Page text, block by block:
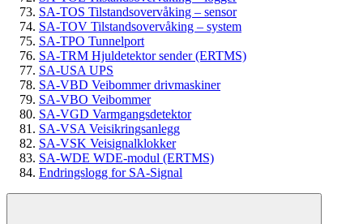
SA-TOS Tilstandsovervåking – sensor
SA-TOV Tilstandsovervåking – system
SA-TPO Tunnelport
SA-TRM Hjuldetektor sender (ERTMS)
SA-USA UPS
SA-VBD Veibommer drivmaskiner
SA-VBO Veibommer
SA-VGD Varmgangsdetektor
SA-VSA Veisikringsanlegg
SA-VSK Veisignalklokker
SA-WDE WDE-modul (ERTMS)
Endringslogg for SA-Signal